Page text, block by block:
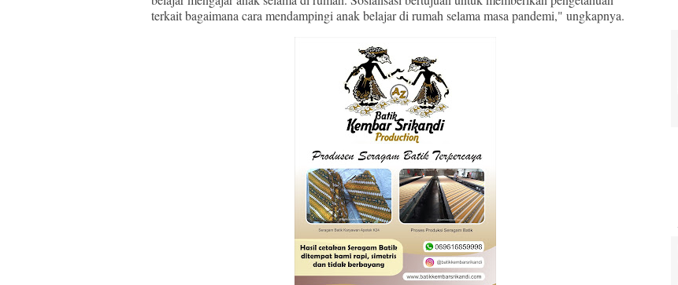
terkait bagaimana cara mendampingi anak belajar di rumah selama masa pandemi," ungkapnya.